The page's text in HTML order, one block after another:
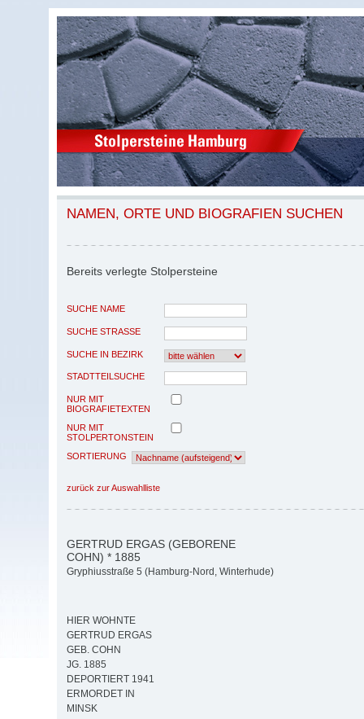
NAMEN, ORTE UND BIOGRAFIEN SUCHEN
Bereits verlegte Stolpersteine
SUCHE NAME
SUCHE STRASSE
SUCHE IN BEZIRK
STADTTEILSUCHE
NUR MIT
BIOGRAFIETEXTEN
NUR MIT
STOLPERTONSTEIN
SORTIERUNG
zurück zur Auswahlliste
GERTRUD ERGAS (GEBORENE
COHN) * 1885
Gryphiusstraße 5 (Hamburg-Nord, Winterhude)
HIER WOHNTE
GERTRUD ERGAS
GEB. COHN
JG. 1885
DEPORTIERT 1941
ERMORDET IN
MINSK